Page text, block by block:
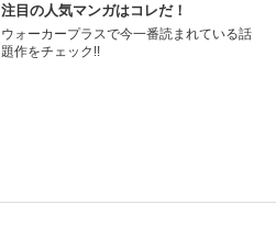
注目の人気マンガはコレだ！
ウォーカープラスで今一番読まれている話
題作をチェック!!